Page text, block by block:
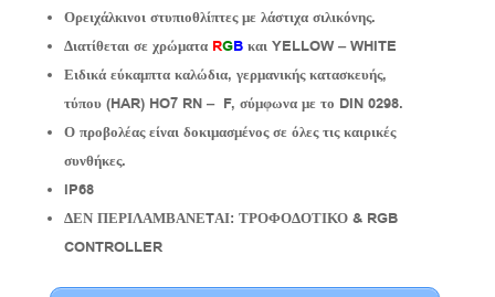
Ορειχάλκινοι στυπιοθλίπτες με λάστιχα σιλικόνης.
Διατίθεται σε χρώματα RGB και YELLOW – WHITE
Ειδικά εύκαμπτα καλώδια, γερμανικής κατασκευής,
τύπου (HAR) HO7 RN – F, σύμφωνα με το DIN 0298.
Ο προβολέας είναι δοκιμασμένος σε όλες τις καιρικές
συνθήκες.
IP68
ΔΕΝ ΠΕΡΙΛΑΜΒΑΝΕTΑΙ: ΤΡΟΦΟΔΟΤΙΚΟ & RGB
CONTROLLER